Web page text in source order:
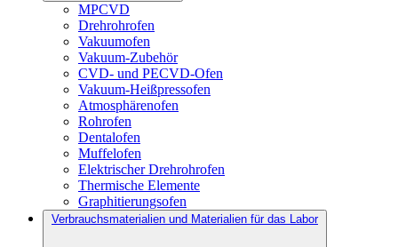
MPCVD
Drehrohrofen
Vakuumofen
Vakuum-Zubehör
CVD- und PECVD-Ofen
Vakuum-Heißpressofen
Atmosphärenofen
Rohrofen
Dentalofen
Muffelofen
Elektrischer Drehrohrofen
Thermische Elemente
Graphitierungsofen
Verbrauchsmaterialien und Materialien für das Labor